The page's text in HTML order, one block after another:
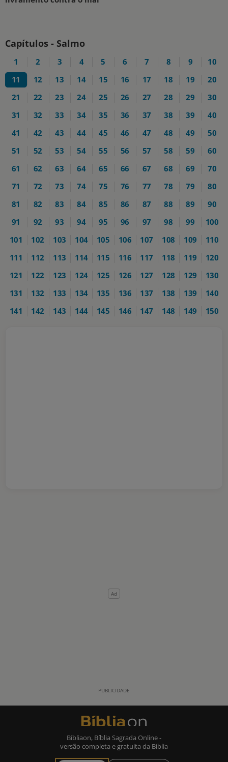
Capítulos - Salmo
1 2 3 4 5 6 7 8 9
10
11
12 13 14 15 16 17 18 19
20
21
22 23 24 25 26 27 28 29
30
31
32 33 34 35 36 37 38 39
40
41
42 43 44 45 46 47 48 49
50
51
52 53 54 55 56 57 58 59
60
61
62 63 64 65 66 67 68 69
70
71
72 73 74 75 76 77 78 79
80
81
82 83 84 85 86 87 88 89
90
91
92 93 94 95 96 97 98 99
100
101
102 103 104 105 106 107 108 109
110
111
112 113 114 115 116 117 118 119
120
121
122 123 124 125 126 127 128 129
130
131
132 133 134 135 136 137 138 139
140
141
142 143 144 145 146 147 148 149 150
Bíbliaon, Bíblia Sagrada Online -
versão completa e gratuita da Bíblia